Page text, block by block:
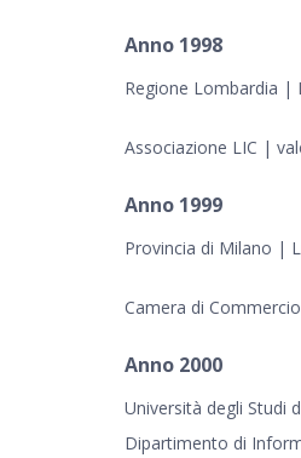
Anno 1998
Regione Lombardia |
Associazione LIC |
Anno 1999
Provincia di Milano |
Camera di
Anno 2000
Università degli Studi
Dipartimento di